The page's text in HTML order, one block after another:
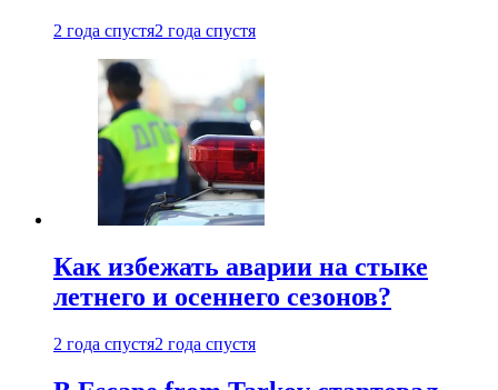
2 года спустя2 года спустя
Как избежать аварии на стыке
летнего и осеннего сезонов?
2 года спустя2 года спустя